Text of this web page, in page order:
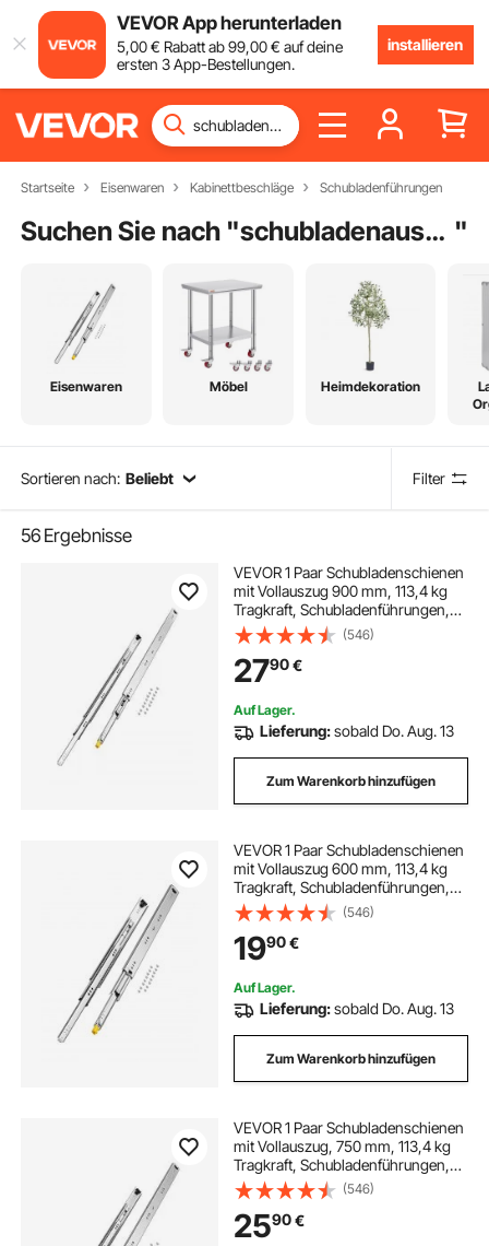
VEVOR App herunterladen
5,00€ Rabatt ab99,00€ auf deine
ersten 3 App-Bestellungen.
installieren
Startseite Eisenwaren Kabinettbeschläge Schubladenführungen
Suchen Sie nach " schubladenauszug schubladenschienen "
Eisenwaren Möbel Heimdekoration
Sortieren nach: Beliebt Filter
56 Ergebnisse
VEVOR 1 Paar Schubladenschienen
mit Vollauszug 900 mm, 113,4 kg
Tragkraft, Schubladenführungen,
Kugellager mit Sperre, seitlich
montierte Schubladenschienen,
ideal für Schränken,
Industrieschubladen
(546)
2790€
Auf Lager.
Lieferung:sobald Do. Aug. 13
Zum Warenkorb hinzufügen
VEVOR 1 Paar Schubladenschienen
mit Vollauszug 600 mm, 113,4 kg
Tragkraft, Schubladenführungen,
Kugellager mit Sperre, seitlich
montierte Teleskopschienen, ideal
für Schränke, Industrieschubladen
(546)
1990€
Auf Lager.
Lieferung:sobald Do. Aug. 13
Zum Warenkorb hinzufügen
VEVOR 1 Paar Schubladenschienen
mit Vollauszug, 750 mm, 113,4 kg
Tragkraft, Schubladenführungen,
Kugellager mit Sperre, seitlich
montierte Teleskopschienen, Ideal
für Schränken, Industrieschubladen
(546)
2590€